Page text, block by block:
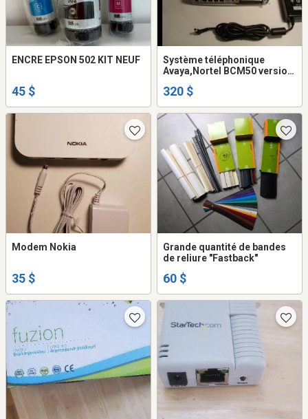
ENCRE EPSON 502 KIT NEUF
45 $
Système téléphonique
Avaya,Nortel BCM50 version
320 $
Modem Nokia
35 $
Grande quantité de bandes
de reliure "Fastback"
60 $